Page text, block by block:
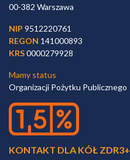
00-382 Warszawa
NIP 9512220761
REGON 141000893
KRS0000279928
Mamy status
Organizacji Pożytku Publicznego
KONTAKT DLA KÓŁ ZDR3+